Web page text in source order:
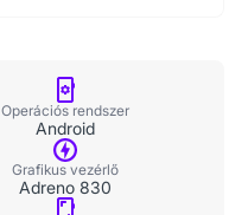
Operációs rendszer
Android
Grafikus vezérlő
Adreno 830